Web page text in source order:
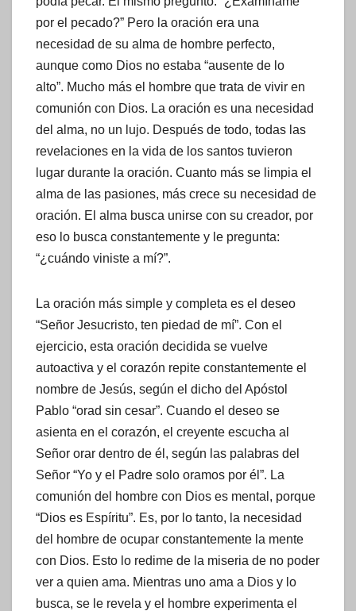
por el pecado?” Pero la oración era una
necesidad de su alma de hombre perfecto,
aunque como Dios no estaba “ausente de lo
alto”. Mucho más el hombre que trata de vivir en
comunión con Dios. La oración es una necesidad
del alma, no un lujo. Después de todo, todas las
revelaciones en la vida de los santos tuvieron
lugar durante la oración. Cuanto más se limpia el
alma de las pasiones, más crece su necesidad de
oración. El alma busca unirse con su creador, por
eso lo busca constantemente y le pregunta:
“¿cuándo viniste a mí?”.
La oración más simple y completa es el deseo
“Señor Jesucristo, ten piedad de mí”. Con el
ejercicio, esta oración decidida se vuelve
autoactiva y el corazón repite constantemente el
nombre de Jesús, según el dicho del Apóstol
Pablo “orad sin cesar”. Cuando el deseo se
asienta en el corazón, el creyente escucha al
Señor orar dentro de él, según las palabras del
Señor “Yo y el Padre solo oramos por él”. La
comunión del hombre con Dios es mental, porque
“Dios es Espíritu”. Es, por lo tanto, la necesidad
del hombre de ocupar constantemente la mente
con Dios. Esto lo redime de la miseria de no poder
ver a quien ama. Mientras uno ama a Dios y lo
busca, se le revela y el hombre experimenta el